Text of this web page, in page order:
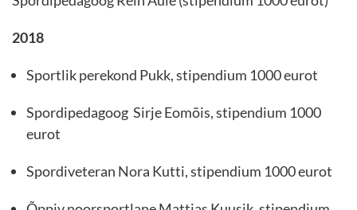
2018
Sportlik perekond Pukk, stipendium 1000 eurot
Spordipedagoog Sirje Eomõis, stipendium 1000
eurot
Spordiveteran Nora Kutti, stipendium 1000 eurot